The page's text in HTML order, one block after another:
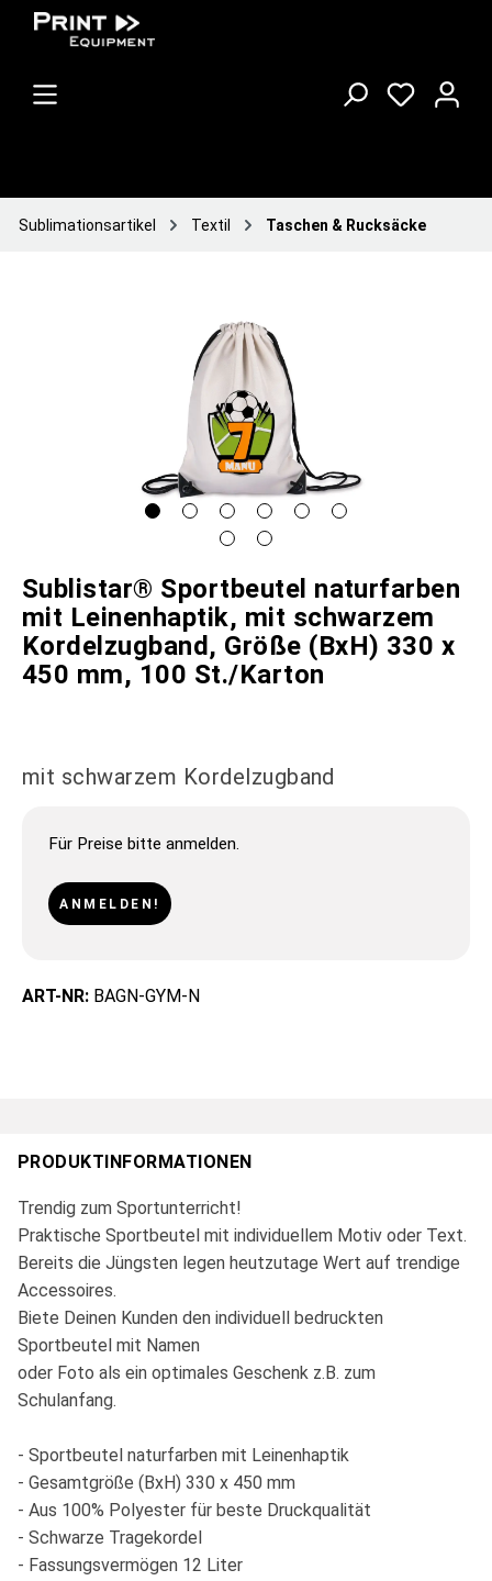
Sublimationsartikel Textil Taschen & Rucksäcke
Sublistar® Sportbeutel naturfarben
mit Leinenhaptik, mit schwarzem
Kordelzugband, Größe (BxH) 330 x
450 mm, 100 St./Karton
mit schwarzem Kordelzugband
Für Preise bitte anmelden.
ANMELDEN!
ART-NR: BAGN-GYM-N
PRODUKTINFORMATIONEN
Trendig zum Sportunterricht!
Praktische Sportbeutel mit individuellem Motiv oder Text.
Bereits die Jüngsten legen heutzutage Wert auf trendige
Accessoires.
Biete Deinen Kunden den individuell bedruckten
Sportbeutel mit Namen
oder Foto als ein optimales Geschenk z.B. zum
Schulanfang.
- Sportbeutel naturfarben mit Leinenhaptik
- Gesamtgröße (BxH) 330 x 450 mm
- Aus 100% Polyester für beste Druckqualität
- Schwarze Tragekordel
- Fassungsvermögen 12 Liter